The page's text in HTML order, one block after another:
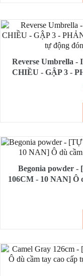
Reverse Umbrella
CHIỀU - GẬP 3 -
cao cấp tự
Begonia powder
106CM - 10 NAN] Ô